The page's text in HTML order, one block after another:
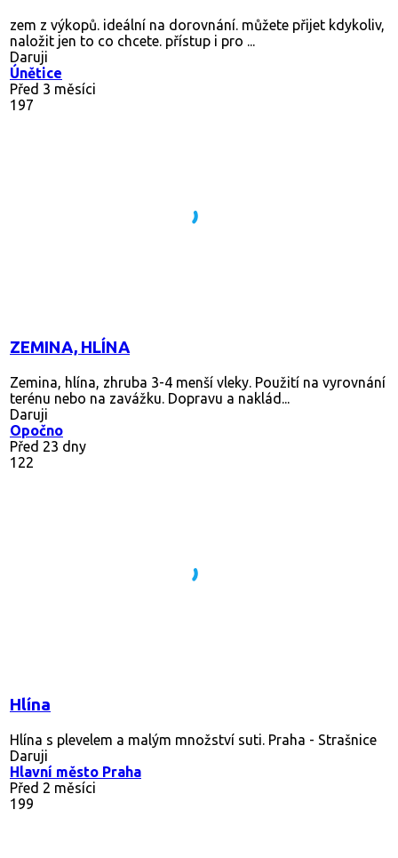
zem z výkopů. ideální na dorovnání. můžete přijet kdykoliv,
naložit jen to co chcete. přístup i pro ...
Daruji
Únětice
Před 3 měsíci
197
ZEMINA, HLÍNA
Zemina, hlína, zhruba 3-4 menší vleky. Použití na vyrovnání
terénu nebo na zavážku. Dopravu a naklád...
Daruji
Opočno
Před 23 dny
122
Hlína
Hlína s plevelem a malým množství suti. Praha - Strašnice
Daruji
Hlavní město Praha
Před 2 měsíci
199